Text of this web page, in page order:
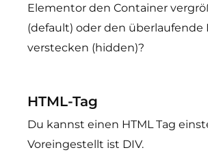
Elementor den Container
(default) oder den überlaufende
verstecken (hidden)?
HTML-Tag
Du kannst einen HTML Tag
Voreingestellt ist DIV.